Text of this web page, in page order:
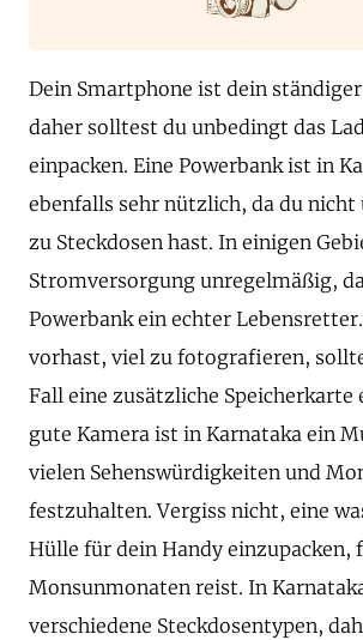
Dein Smartphone ist dein
daher solltest du unbedingt das
einpacken. Eine Powerbank ist in
ebenfalls sehr nützlich, da du nicht
zu Steckdosen hast. In einigen
Stromversorgung unregelmäßig,
Powerbank ein echter
vorhast, viel zu fotografieren,
Fall eine zusätzliche Speicherkarte
gute Kamera ist in Karnataka ein
vielen Sehenswürdigkeiten und
festzuhalten. Vergiss nicht, eine
Hülle für dein Handy einzupacken,
Monsunmonaten reist. In
verschiedene Steckdosentypen,